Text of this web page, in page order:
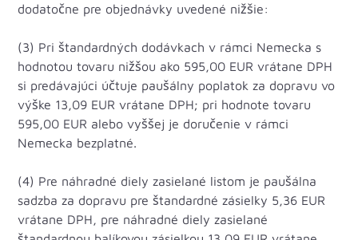
dodatočne pre objednávky uvedené nižšie:
(3) Pri štandardných dodávkach v rámci Nemecka s
hodnotou tovaru nižšou ako 595,00 EUR vrátane DPH
si predávajúci účtuje paušálny poplatok za dopravu vo
výške 13,09 EUR vrátane DPH; pri hodnote tovaru
595,00 EUR alebo vyššej je doručenie v rámci
Nemecka bezplatné.
(4) Pre náhradné diely zasielané listom je paušálna
sadzba za dopravu pre štandardné zásielky 5,36 EUR
vrátane DPH, pre náhradné diely zasielané